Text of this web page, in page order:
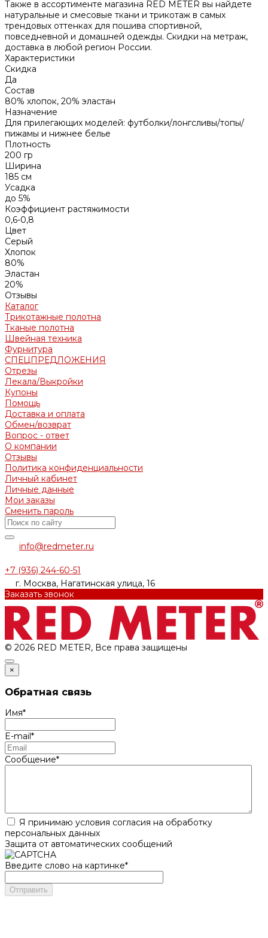
Также в ассортименте магазина RED METER вы найдете
натуральные и смесовые ткани и трикотаж в самых
трендовых оттенках для пошива спортивной,
повседневной и домашней одежды. Скидки на метраж,
доставка в любой регион России.
Характеристики
Скидка
Да
Состав
80% хлопок, 20% эластан
Назначение
Для прилегающих моделей: футболки/лонгсливы/топы/
пижамы и нижнее белье
Плотность
200 гр
Ширина
185 см
Усадка
до 5%
Коэффициент растяжимости
0,6-0,8
Цвет
Серый
Хлопок
80%
Эластан
20%
Отзывы
Каталог
Трикотажные полотна
Тканые полотна
Швейная техника
Фурнитура
СПЕЦПРЕДЛОЖЕНИЯ
Отрезы
Лекала/Выкройки
Купоны
Помощь
Доставка и оплата
Обмен/возврат
Вопрос - ответ
О компании
Отзывы
Политика конфиденциальности
Личный кабинет
Личные данные
Мои заказы
Сменить пароль
info@redmeter.ru
+7 (936) 244-60-51
г. Москва, Нагатинская улица, 16
Заказать звонок
© 2026 RED METER, Все права защищены
×
Обратная связь
Имя*
E-mail*
Сообщение*
Я принимаю условия согласия на обработку
персональных данных
Защита от автоматических сообщений
Введите слово на картинке*